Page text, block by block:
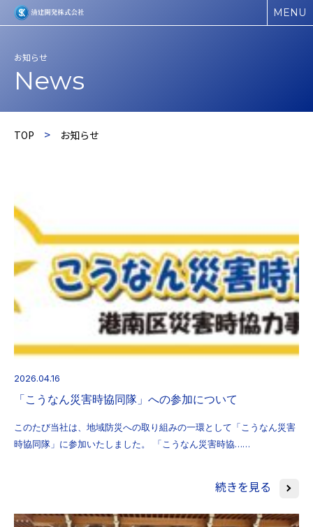
MENU
お知らせ
News
TOP > お知らせ
2026.04.16
「こうなん災害時協同隊」への参加について
このたび当社は、地域防災への取り組みの一環として「こうなん災害
時協同隊」に参加いたしました。 「こうなん災害時協……
続きを見る